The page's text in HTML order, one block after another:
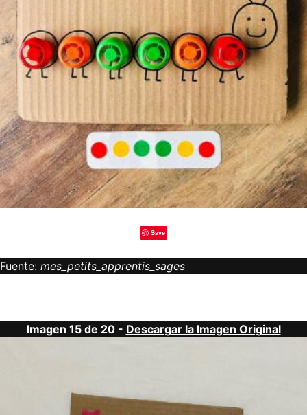
Save
Fuente: mes_petits_apprentis_sages
Imagen 15 de 20 - Descargar la Imagen Original